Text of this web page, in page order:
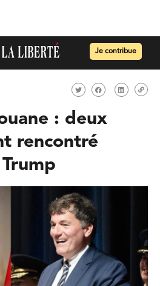
Je contribue
: deux
rencontré